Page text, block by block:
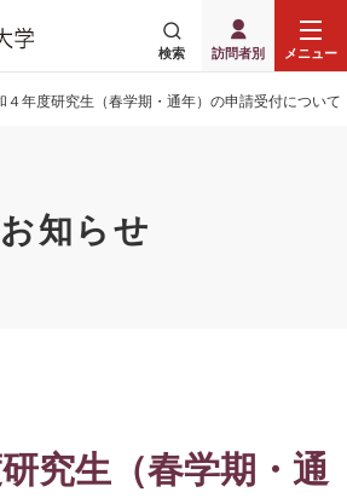
検索 訪問者別 メニュー
４年度研究生（春学期・通年）の申請受付について
お知らせ
究生（春学期・通